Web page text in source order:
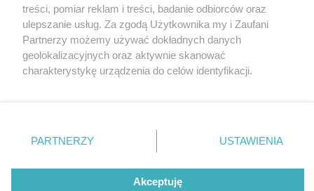
Nie zapomnij
zapoznać się z:
polityką prywatności regulamin korzystania z portali
Twojemiasto
Piekary Śląskie
Chorzów
Tarnowskie Góry
Gliwice
Skontakuj sięz nami
Kontakt
Wydawca
Redakcja
treści, pomiar reklam i treści, badanie odbiorców oraz
ulepszanie usług. Za zgodą Użytkownika my i Zaufani
Partnerzy możemy używać dokładnych danych
geolokalizacyjnych oraz aktywnie skanować
charakterystykę urządzenia do celów identyfikacji.
zmienić/wycofać klikając przycisk ustawień prywatności
znajdujący się w lewym dolnym rogu strony
rodzaje przetwarzania danych nie wymagają zgody
użytkownika, ale masz prawo sprzeciwić się takiemu
PARTNERZY USTAWIENIA
Akceptuję